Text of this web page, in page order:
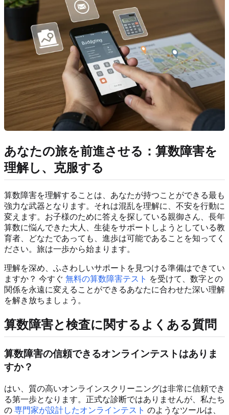
あなたの旅を前進させる：算数障害を
理解し、克服する
算数障害を理解することは、あなたが持つことができる最も
強力な武器となります。それは混乱を理解に、不安を行動に
変えます。お子様のために答えを探している親御さん、長年
算数に悩んできた大人、生徒をサポートしようとしている教
育者、どなたであっても、進歩は可能であることを知ってく
ださい。旅は一歩から始まります。
理解を深め、ふさわしいサポートを見つける準備はできてい
ますか？ 今すぐ 無料の算数障害テスト を受けて、数字との
関係を永遠に変えることができるあなたに合わせた深い理解
を解き放ちましょう。
算数障害と検査に関するよくある質問
算数障害の信頼できるオンラインテストはありま
すか？
はい、質の高いオンラインスクリーニングは非常に信頼でき
る第一歩となります。正式な診断ではありませんが、私たち
の 専門家が設計したオンラインテスト のようなツールは、